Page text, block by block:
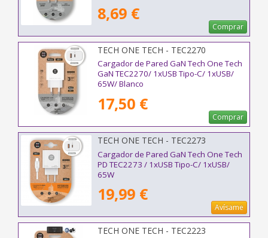
8,69 €
Comprar
TECH ONE TECH - TEC2270
Cargador de Pared GaN Tech One Tech
GaN TEC2270/ 1xUSB Tipo-C/ 1xUSB/
65W/ Blanco
17,50 €
Comprar
TECH ONE TECH - TEC2273
Cargador de Pared GaN Tech One Tech
PD TEC2273 / 1xUSB Tipo-C/ 1xUSB/
65W
19,99 €
Avísame
TECH ONE TECH - TEC2223